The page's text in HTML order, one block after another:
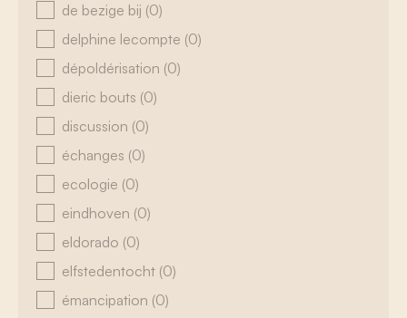
de bezige bij (0)
delphine lecompte (0)
dépoldérisation (0)
dieric bouts (0)
discussion (0)
échanges (0)
ecologie (0)
eindhoven (0)
eldorado (0)
elfstedentocht (0)
émancipation (0)